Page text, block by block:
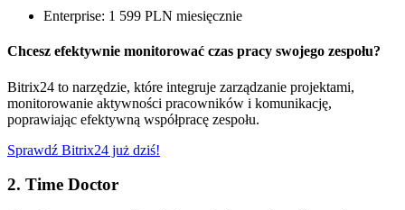
Enterprise: 1 599 PLN miesięcznie
Chcesz efektywnie monitorować czas pracy swojego zespołu?
Bitrix24 to narzędzie, które integruje zarządzanie projektami,
monitorowanie aktywności pracowników i komunikację,
poprawiając efektywną współpracę zespołu.
Sprawdź Bitrix24 już dziś!
2. Time Doctor